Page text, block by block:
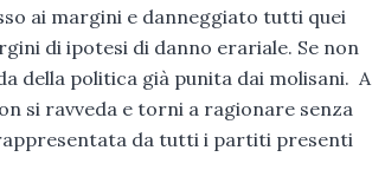
ai margini e danneggiato tutti quei
di ipotesi di danno erariale. Se non
della politica già punita dai molisani. A
si ravveda e torni a ragionare senza
da tutti i partiti presenti